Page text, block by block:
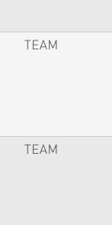
TEAM
TEAM